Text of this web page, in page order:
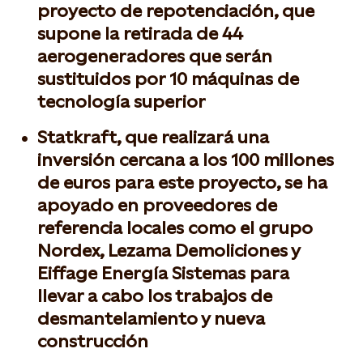
proyecto de repotenciación, que
supone la retirada de 44
aerogeneradores que serán
sustituidos por 10 máquinas de
tecnología superior
Statkraft, que realizará una
inversión cercana a los 100 millones
de euros para este proyecto, se ha
apoyado en proveedores de
referencia locales como el grupo
Nordex, Lezama Demoliciones y
Eiffage Energía Sistemas para
llevar a cabo los trabajos de
desmantelamiento y nueva
construcción